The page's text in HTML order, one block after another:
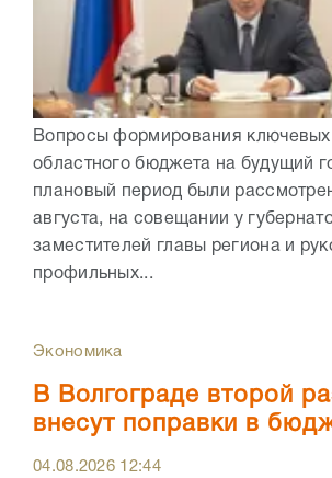
Вопросы формирования
областного бюджета на будущий
плановый период были
августа, на совещании у
заместителей главы региона и
профильных...
Экономика
В Волгограде второй
внесут поправки в
04.08.2026 12:44